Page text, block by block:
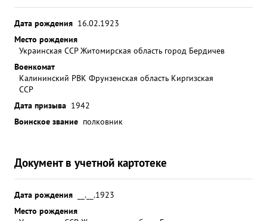
Дата рождения 16.02.1923
Место рождения
Украинская ССР Житомирская область город Бердичев
Военкомат
Калининский РВК Фрунзенская область Киргизская
ССР
Дата призыва 1942
Воинское звание полковник
Документ в учетной картотеке
Дата рождения
__.__.1923
Место рождения